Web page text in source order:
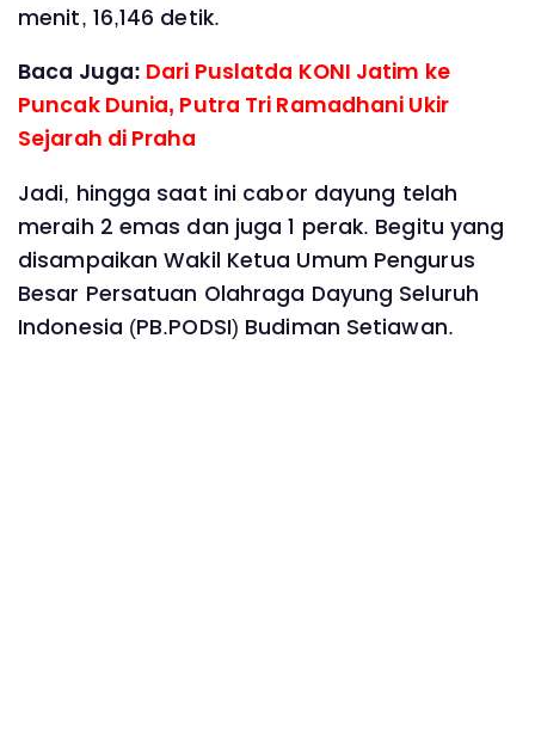
menit, 16,146 detik.
Baca Juga: Dari Puslatda KONI Jatim ke
Puncak Dunia, Putra Tri Ramadhani Ukir
Sejarah di Praha
Jadi, hingga saat ini cabor dayung telah
meraih 2 emas dan juga 1 perak. Begitu yang
disampaikan Wakil Ketua Umum Pengurus
Besar Persatuan Olahraga Dayung Seluruh
Indonesia (PB.PODSI) Budiman Setiawan.